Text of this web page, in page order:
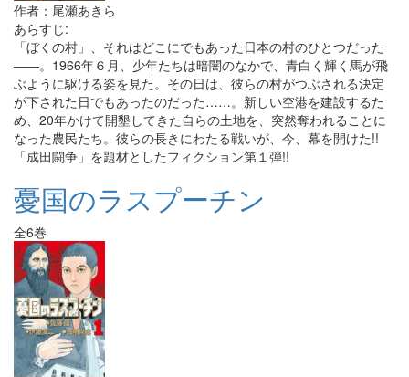
作者：尾瀬あきら
あらすじ:
「ぼくの村」、それはどこにでもあった日本の村のひとつだった
――。1966年６月、少年たちは暗闇のなかで、青白く輝く馬が飛
ぶように駆ける姿を見た。その日は、彼らの村がつぶされる決定
が下された日でもあったのだった……。新しい空港を建設するた
め、20年かけて開墾してきた自らの土地を、突然奪われることに
なった農民たち。彼らの長きにわたる戦いが、今、幕を開けた!!
「成田闘争」を題材としたフィクション第１弾!!
憂国のラスプーチン
全6巻